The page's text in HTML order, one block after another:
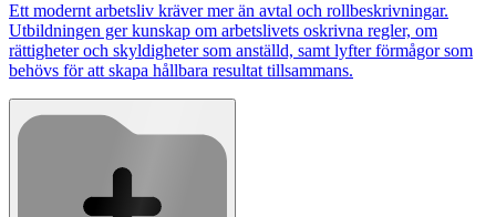
Ett modernt arbetsliv kräver mer än avtal och rollbeskrivningar.
Utbildningen ger kunskap om arbetslivets oskrivna regler, om
rättigheter och skyldigheter som anställd, samt lyfter förmågor som
behövs för att skapa hållbara resultat tillsammans.